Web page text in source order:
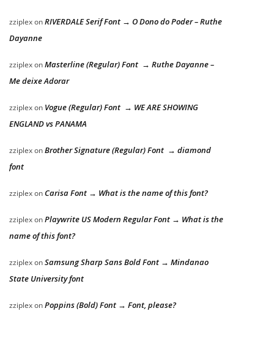
zziplexonRIVERDALE Serif Font → O Dono do Poder – Ruthe
Dayanne
zziplexonMasterline (Regular) Font → Ruthe Dayanne –
Me deixe Adorar
zziplexon Vogue (Regular) Font → WE ARE SHOWING
ENGLAND vs PANAMA
zziplexonBrother Signature (Regular) Font → diamond
font
zziplexon Carisa Font → What is the name of this font?
zziplexonPlaywrite US Modern Regular Font → What is the
name of this font?
zziplexonSamsung Sharp Sans Bold Font → Mindanao
State University font
zziplexonPoppins (Bold) Font → Font, please?